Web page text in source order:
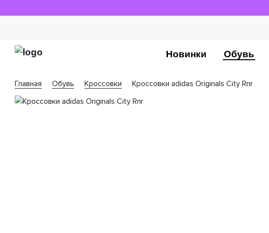
Новинки Обувь
Главная Обувь Кроссовки Кроссовки adidas Originals City Rnr